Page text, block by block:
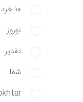
۱۰ خرد بنیادی
نوروز
تقدیر
شفا